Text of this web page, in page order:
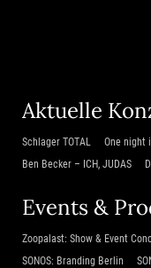
Aktuelle
Schlager TOTAL One night
Ben Becker – ICH, JUDAS
Events &
Zoopalast: Show & Event
SONOS: Branding Berlin